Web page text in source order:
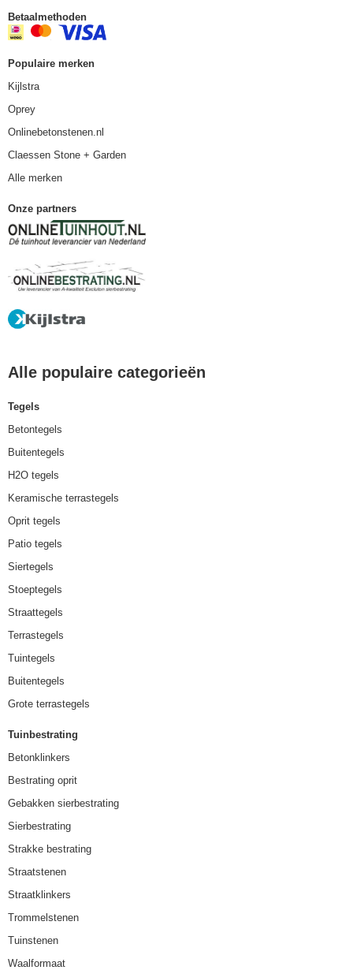
Betaalmethoden
Populaire merken
Kijlstra
Oprey
Onlinebetonstenen.nl
Claessen Stone + Garden
Alle merken
Onze partners
Alle populaire categorieën
Tegels
Betontegels
Buitentegels
H2O tegels
Keramische terrastegels
Oprit tegels
Patio tegels
Siertegels
Stoeptegels
Straattegels
Terrastegels
Tuintegels
Buitentegels
Grote terrastegels
Tuinbestrating
Betonklinkers
Bestrating oprit
Gebakken sierbestrating
Sierbestrating
Strakke bestrating
Straatstenen
Straatklinkers
Trommelstenen
Tuinstenen
Waalformaat